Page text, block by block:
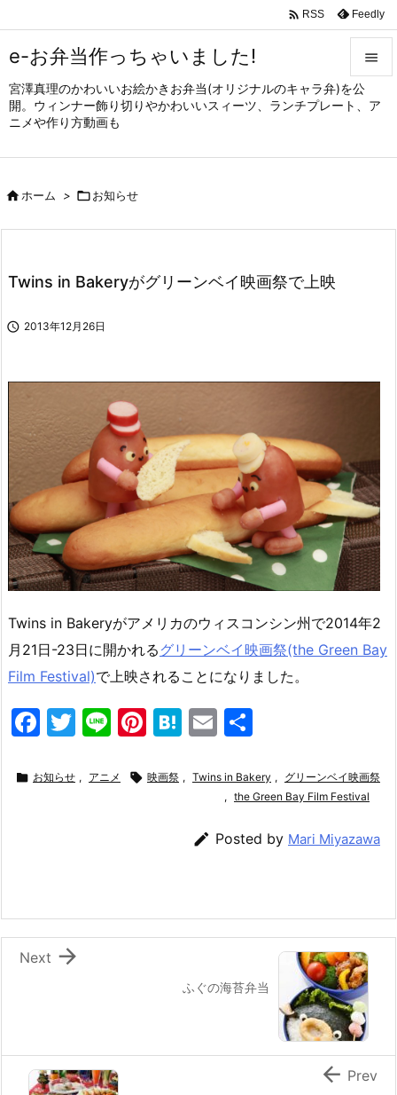
e-お弁当作っちゃいました!
宮澤真理のかわいいお絵かきお弁当(オリジナルのキャラ弁)を公
開。ウィンナー飾り切りやかわいいスィーツ、ランチプレート、ア
ニメや作り方動画も


メニュ
サイド

 RSS Feedly
ホーム > お知らせ
Twins in Bakeryがグリーンベイ映画祭で上映
 2013年12月26日
Twins in Bakeryがアメリカのウィスコンシン州で2014年2
月21日-23日に開かれるグリーンベイ映画祭(the Green Bay
Film Festival)で上映されることになりました。
F
c
k
T
itt
Li
e
Pi
er
H
e
a
E
ai
 お知らせ , アニメ  映画祭 , Twins in Bakery ,
グリーンベイ映画祭
, the Green Bay Film Festival
 Posted by Mari Miyazawa
ふぐの海苔弁当

Next
 Prev